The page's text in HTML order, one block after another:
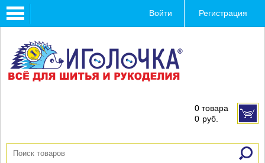
Toggle
navigation
Войти Регистрация
0 товара
0 руб.